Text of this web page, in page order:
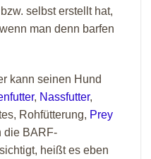
selbst erstellt hat,
man denn barfen
kann seinen Hund
, Nassfutter,
Rohfütterung, Prey
die BARF-
heißt es eben